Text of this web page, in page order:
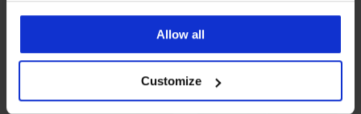
Allow all
Customize